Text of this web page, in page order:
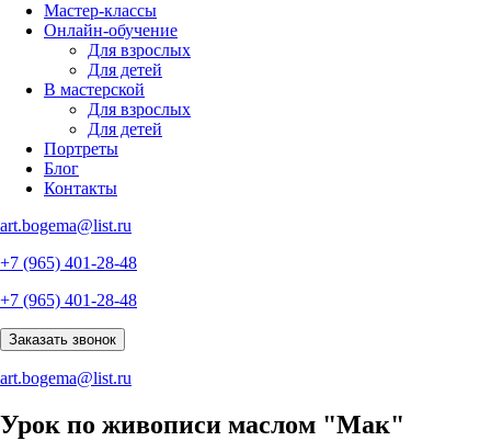
Мастер-классы
Онлайн-обучение
Для взрослых
Для детей
В мастерской
Для взрослых
Для детей
Портреты
Блог
Контакты
art.bogema@list.ru
+7 (965) 401-28-48
+7 (965) 401-28-48
Заказать звонок
art.bogema@list.ru
Урок по живописи маслом "Мак"